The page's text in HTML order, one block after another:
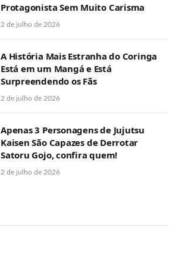
Protagonista Sem Muito Carisma
2 de julho de 2026
A História Mais Estranha do Coringa
Está em um Mangá e Está
Surpreendendo os Fãs
2 de julho de 2026
Apenas 3 Personagens de Jujutsu
Kaisen São Capazes de Derrotar
Satoru Gojo, confira quem!
2 de julho de 2026